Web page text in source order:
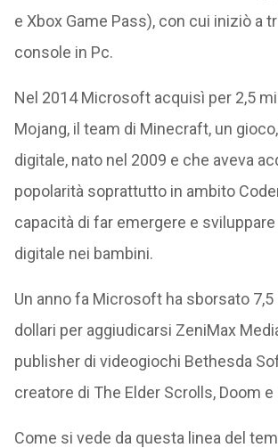
e Xbox Game Pass), con cui iniziò a
console in Pc.
Nel 2014 Microsoft acquisì per 2,5
Mojang, il team di Minecraft, un
digitale, nato nel 2009 e che aveva
popolarità soprattutto in ambito
capacità di far emergere e
digitale nei bambini.
Un anno fa Microsoft ha sborsato 7,5
dollari per aggiudicarsi ZeniMax
publisher di videogiochi Bethesda
creatore di The Elder Scrolls, Doom e
Come si vede da questa linea del